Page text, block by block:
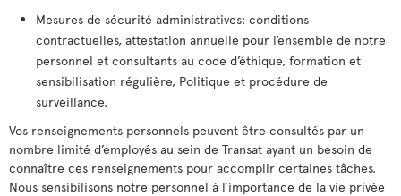
Mesures de sécurité administratives: conditions
contractuelles, attestation annuelle pour l’ensemble de notre
personnel et consultants au code d’éthique, formation et
sensibilisation régulière, Politique et procédure de
surveillance.
Vos renseignements personnels peuvent être consultés par un
nombre limité d’employés au sein de Transat ayant un besoin de
connaître ces renseignements pour accomplir certaines tâches.
Nous sensibilisons notre personnel à l’importance de la vie privée